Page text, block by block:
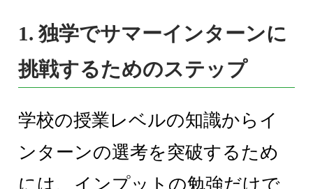
1. 独学でサマーインターンに
挑戦するためのステップ
学校の授業レベルの知識からイ
ンターンの選考を突破するため
には、インプットの勉強だけで